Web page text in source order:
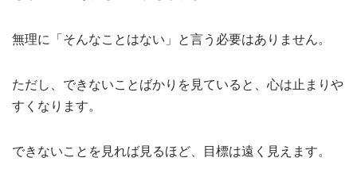
無理に「そんなことはない」と言う必要はありません。
ただし、できないことばかりを見ていると、心は止まりや
すくなります。
できないことを見れば見るほど、目標は遠く見えます。